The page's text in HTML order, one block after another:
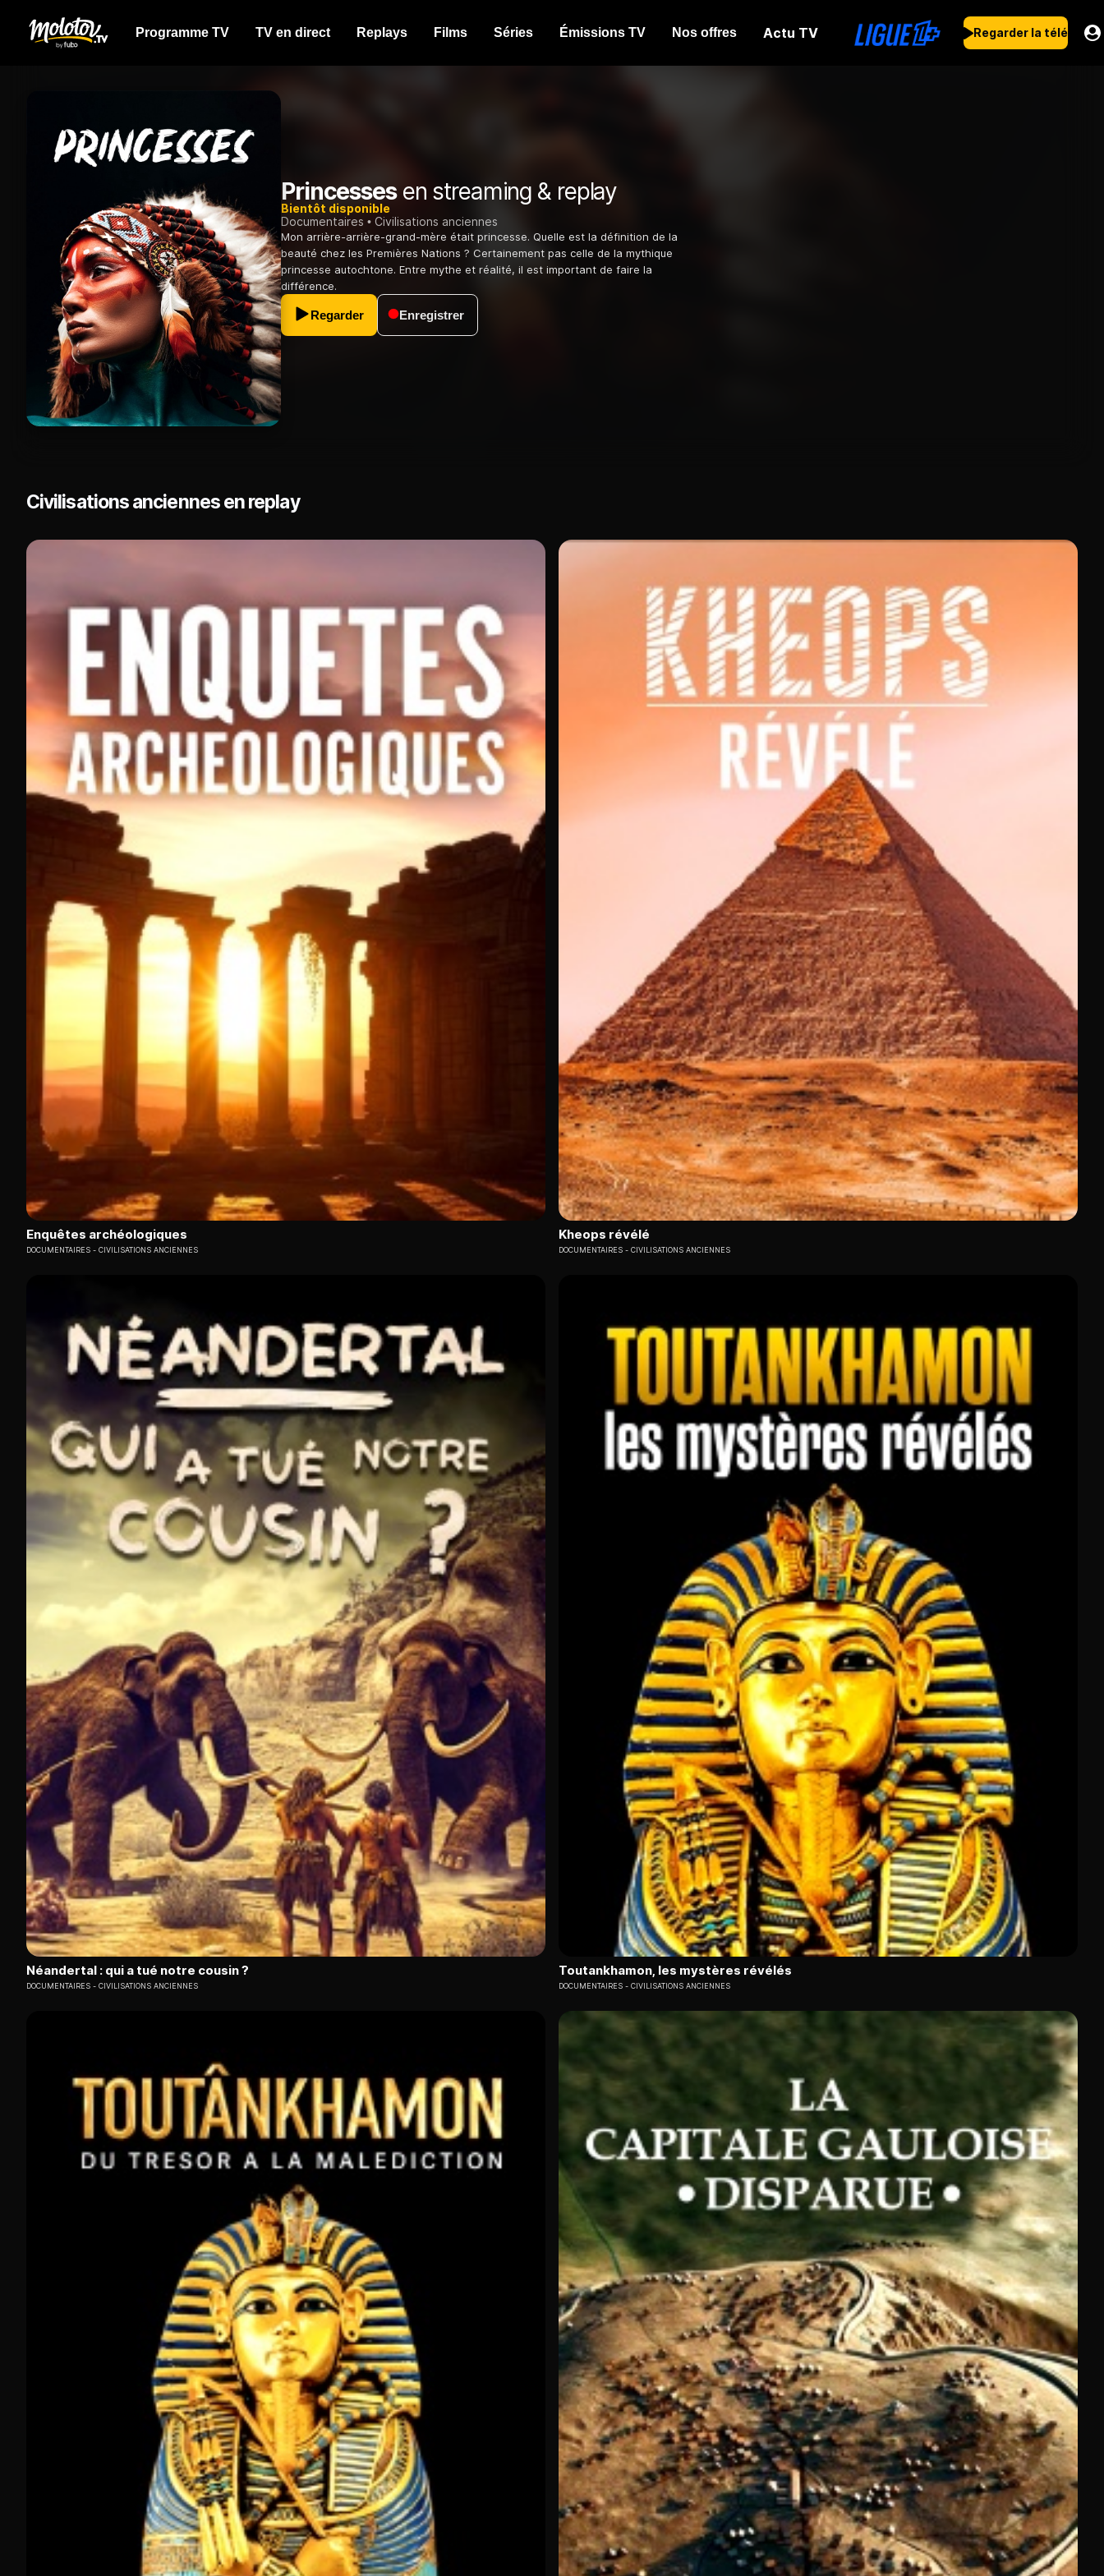
Programme TV TV en direct Replays Films Séries Émissions TV Nos offres Actu TV Regarder la télé
Princessesen streaming & replay
Bientôt disponible
Documentaires
Civilisations anciennes
Mon arrière-arrière-grand-mère était princesse. Quelle est la définition de la
beauté chez les Premières Nations ? Certainement pas celle de la mythique
princesse autochtone. Entre mythe et réalité, il est important de faire la
différence.
Regarder Enregistrer
Civilisations anciennes en replay
Enquêtes archéologiques
DOCUMENTAIRES CIVILISATIONS ANCIENNES
Kheops révélé
DOCUMENTAIRES CIVILISATIONS ANCIENNES
Néandertal : qui a tué notre cousin ?
DOCUMENTAIRES CIVILISATIONS ANCIENNES
Toutankhamon, les mystères révélés
DOCUMENTAIRES CIVILISATIONS ANCIENNES